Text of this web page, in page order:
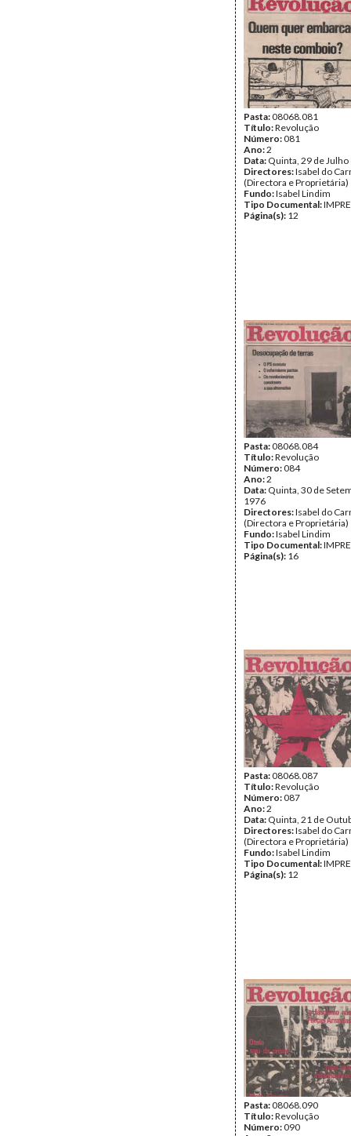
Pasta:08068.081
Título:Revolução
Número:081
Ano:2
Data: Quinta, 29 de
Directores:Isabel do
(Directora e Proprietária)
Fundo:Isabel Lindim
Tipo Documental:
Página(s): 12
Pasta:08068.084
Título:Revolução
Número:084
Ano:2
Data: Quinta, 30 de
1976
Directores:Isabel do
(Directora e Proprietária)
Fundo:Isabel Lindim
Tipo Documental:
Página(s): 16
Pasta:08068.087
Título:Revolução
Número:087
Ano:2
Data: Quinta, 21 de
Directores:Isabel do
(Directora e Proprietária)
Fundo:Isabel Lindim
Tipo Documental:
Página(s): 12
Pasta:08068.090
Título:Revolução
Número:090